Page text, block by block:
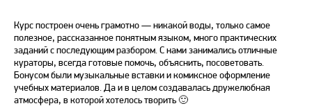
Курс построен очень грамотно — никакой воды, только самое
полезное, рассказанное понятным языком, много практических
заданий с последующим разбором. С нами занимались отличные
кураторы, всегда готовые помочь, объяснить, посоветовать.
Бонусом были музыкальные вставки и комиксное оформление
учебных материалов. Да и в целом создавалась дружелюбная
атмосфера, в которой хотелось творить 🙂